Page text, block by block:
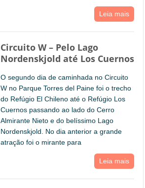
Leia mais
Circuito W – Pelo Lago
Nordenskjold até Los Cuernos
O segundo dia de caminhada no Circuito
W no Parque Torres del Paine foi o trecho
do Refúgio El Chileno até o Refúgio Los
Cuernos passando ao lado do Cerro
Almirante Nieto e do belíssimo Lago
Nordenskjold. No dia anterior a grande
atração foi o mirante para
Leia mais